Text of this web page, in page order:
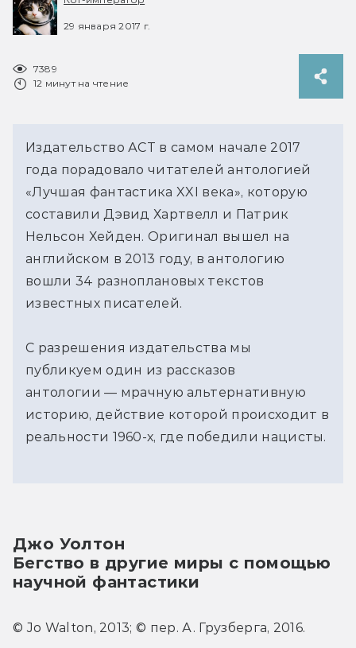
29 января 2017 г.
7389
12 минут на чтение
Издательство АСТ в самом начале 2017
года порадовало читателей антологией
«Лучшая фантастика XXI века», которую
составили Дэвид Хартвелл и Патрик
Нельсон Хейден. Оригинал вышел на
английском в 2013 году, в антологию
вошли 34 разноплановых текстов
известных писателей.
С разрешения издательства мы
публикуем один из рассказов
антологии — мрачную альтернативную
историю, действие которой происходит в
реальности 1960-х, где победили нацисты.
Джо Уолтон
Бегство в другие миры с помощью
научной фантастики
© Jo Walton, 2013; © пер. А. Грузберга, 2016.